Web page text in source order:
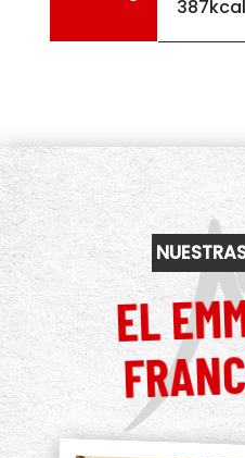
387kcal
EL